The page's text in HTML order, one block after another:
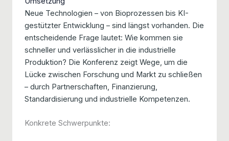
Neue Technologien – von Bioprozessen bis KI-
gestützter Entwicklung – sind längst vorhanden. Die
entscheidende Frage lautet: Wie kommen sie
schneller und verlässlicher in die industrielle
Produktion? Die Konferenz zeigt Wege, um die
Lücke zwischen Forschung und Markt zu schließen
– durch Partnerschaften, Finanzierung,
Standardisierung und industrielle Kompetenzen.
Konkrete Schwerpunkte: